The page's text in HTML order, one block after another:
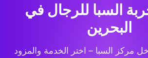
السبا للرجال في
البحرين
مركز السبا – اختر الخدمة والمزود